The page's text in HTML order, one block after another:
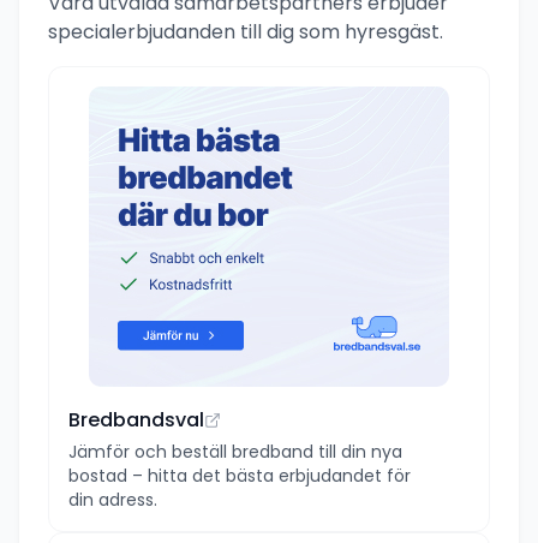
specialerbjudanden till dig som hyresgäst.
Bredbandsval
Jämför och beställ bredband till din nya
bostad – hitta det bästa erbjudandet för
din adress.